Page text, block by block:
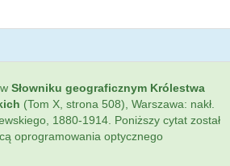
Słowniku geograficznym Królestwa
(Tom X, strona 508), Warszawa: nakł.
1880-1914. Poniższy cytat został
oprogramowania optycznego